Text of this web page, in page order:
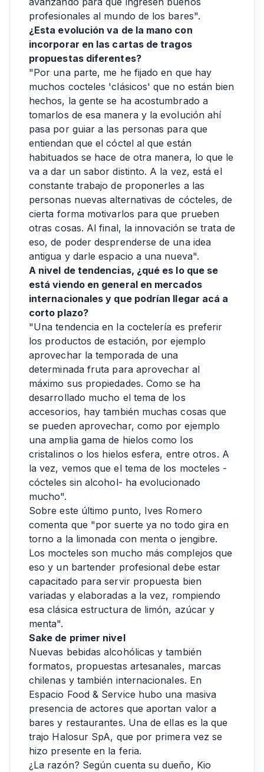
profesionales al mundo de los bares".
¿Esta evolución va de la mano con
incorporar en las cartas de tragos
propuestas diferentes?
"Por una parte, me he fijado en que hay
muchos cocteles 'clásicos' que no están bien
hechos, la gente se ha acostumbrado a
tomarlos de esa manera y la evolución ahí
pasa por guiar a las personas para que
entiendan que el cóctel al que están
habituados se hace de otra manera, lo que le
va a dar un sabor distinto. A la vez, está el
constante trabajo de proponerles a las
personas nuevas alternativas de cócteles, de
cierta forma motivarlos para que prueben
otras cosas. Al final, la innovación se trata de
eso, de poder desprenderse de una idea
antigua y darle espacio a una nueva".
A nivel de tendencias, ¿qué es lo que se
está viendo en general en mercados
internacionales y que podrían llegar acá a
corto plazo?
"Una tendencia en la coctelería es preferir
los productos de estación, por ejemplo
aprovechar la temporada de una
determinada fruta para aprovechar al
máximo sus propiedades. Como se ha
desarrollado mucho el tema de los
accesorios, hay también muchas cosas que
se pueden aprovechar, como por ejemplo
una amplia gama de hielos como los
cristalinos o los hielos esfera, entre otros. A
la vez, vemos que el tema de los mocteles -
cócteles sin alcohol- ha evolucionado
mucho".
Sobre este último punto, Ives Romero
comenta que "por suerte ya no todo gira en
torno a la limonada con menta o jengibre.
Los mocteles son mucho más complejos que
eso y un bartender profesional debe estar
capacitado para servir propuesta bien
variadas y elaboradas a la vez, rompiendo
esa clásica estructura de limón, azúcar y
menta".
Sake de primer nivel
Nuevas bebidas alcohólicas y también
formatos, propuestas artesanales, marcas
chilenas y también internacionales. En
Espacio Food & Service hubo una masiva
presencia de actores que aportan valor a
bares y restaurantes. Una de ellas es la que
trajo Halosur SpA, que por primera vez se
hizo presente en la feria.
¿La razón? Según cuenta su dueño, Kio